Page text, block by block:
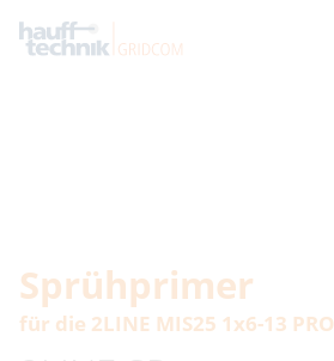
Sprühprimer
für die 2LINE MIS25 1x6-13 PRO